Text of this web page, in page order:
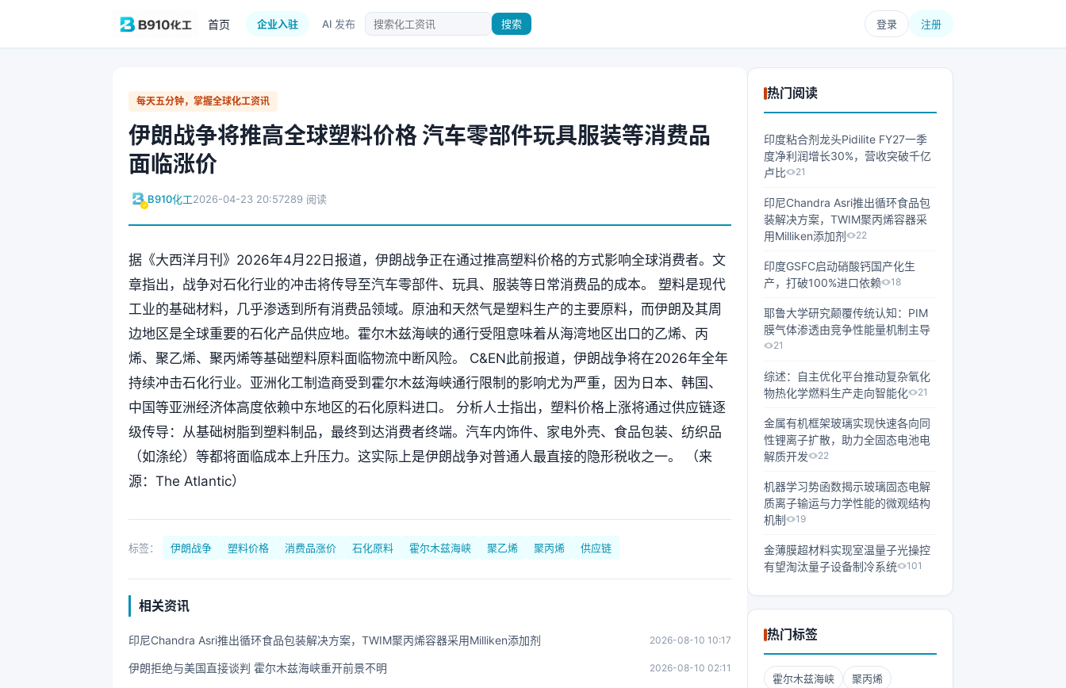
首页 企业入驻 AI 发布 搜索 登录 注册
每天五分钟，掌握全球化工资讯
伊朗战争将推高全球塑料价格 汽车零部件玩具服装等消费品
面临涨价
B910化工2026-04-23 20:57289 阅读
据《大西洋月刊》2026年4月22日报道，伊朗战争正在通过推高塑料价格的方式影响全球消费者。文
章指出，战争对石化行业的冲击将传导至汽车零部件、玩具、服装等日常消费品的成本。 塑料是现代
工业的基础材料，几乎渗透到所有消费品领域。原油和天然气是塑料生产的主要原料，而伊朗及其周
边地区是全球重要的石化产品供应地。霍尔木兹海峡的通行受阻意味着从海湾地区出口的乙烯、丙
烯、聚乙烯、聚丙烯等基础塑料原料面临物流中断风险。 C&EN此前报道，伊朗战争将在2026年全年
持续冲击石化行业。亚洲化工制造商受到霍尔木兹海峡通行限制的影响尤为严重，因为日本、韩国、
中国等亚洲经济体高度依赖中东地区的石化原料进口。 分析人士指出，塑料价格上涨将通过供应链逐
级传导：从基础树脂到塑料制品，最终到达消费者终端。汽车内饰件、家电外壳、食品包装、纺织品
（如涤纶）等都将面临成本上升压力。这实际上是伊朗战争对普通人最直接的隐形税收之一。 （来
源：The Atlantic）
标签： 伊朗战争 塑料价格 消费品涨价 石化原料 霍尔木兹海峡 聚乙烯 聚丙烯 供应链
相关资讯
印尼Chandra Asri推出循环食品包装解决方案，TWIM聚丙烯容器采用Milliken添加剂 2026-08-10 10:17
伊朗拒绝与美国直接谈判 霍尔木兹海峡重开前景不明 2026-08-10 02:11
热门阅读
印度粘合剂龙头Pidilite FY27一季
度净利润增长30%，营收突破千亿
卢比
21
印尼Chandra Asri推出循环食品包
装解决方案，TWIM聚丙烯容器采
用Milliken添加剂
22
印度GSFC启动硝酸钙国产化生
产，打破100%进口依赖
18
耶鲁大学研究颠覆传统认知：PIM
膜气体渗透由竞争性能量机制主导
21
综述：自主优化平台推动复杂氧化
物热化学燃料生产走向智能化
21
金属有机框架玻璃实现快速各向同
性锂离子扩散，助力全固态电池电
解质开发
22
机器学习势函数揭示玻璃固态电解
质离子输运与力学性能的微观结构
机制
19
金薄膜超材料实现室温量子光操控
有望淘汰量子设备制冷系统
101
热门标签
霍尔木兹海峡
聚丙烯